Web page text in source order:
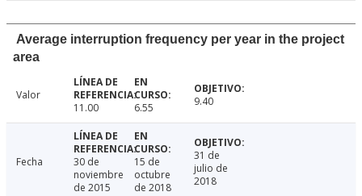
Average interruption frequency per year in the project
area
Valor
11.00
6.55 9.40
Fecha
30 de
noviembre
de 2015
15 de
octubre
de 2018
31 de
julio de
2018